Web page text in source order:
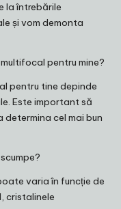
la întrebările
și vom demonta
pentru mine?
pentru tine depinde
Este important să
cel mai bun
varia în funcție de
cristalinele